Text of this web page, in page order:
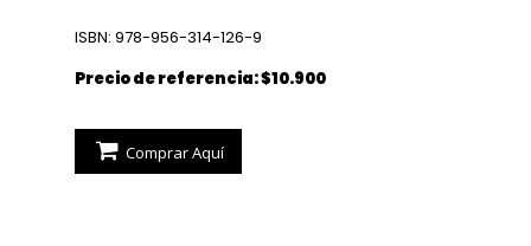
ISBN: 978-956-314-126-9
Precio de referencia: $10.900
Comprar Aquí